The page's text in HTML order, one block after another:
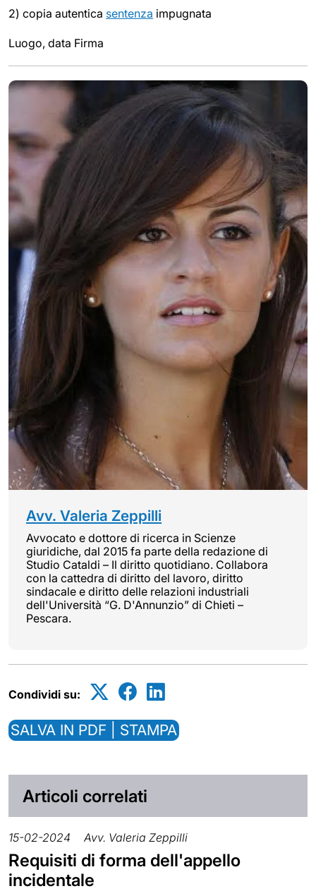
2) copia autentica sentenza impugnata
Luogo, data Firma
Avv. Valeria Zeppilli
Avvocato e dottore di ricerca in Scienze
giuridiche, dal 2015 fa parte della redazione di
Studio Cataldi – Il diritto quotidiano. Collabora
con la cattedra di diritto del lavoro, diritto
sindacale e diritto delle relazioni industriali
dell'Università “G. D'Annunzio” di Chieti –
Pescara.
Condividi su:
SALVA IN PDF | STAMPA
Articoli correlati
15-02-2024 Avv. Valeria Zeppilli
Requisiti di forma dell'appello
incidentale